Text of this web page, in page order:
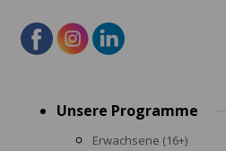
menuUnsere Programme
Erwachsene (16+)